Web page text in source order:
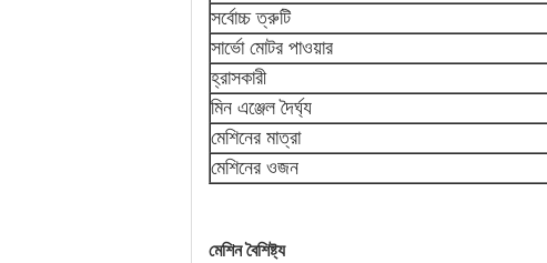
সর্বোচ্চ ত্রুটি
সার্ভো মোটর পাওয়ার
হ্রাসকারী
মিন এঞ্জেল দৈর্ঘ্য
মেশিনের মাত্রা
মেশিনের ওজন
মেশিন বৈশিষ্ট্য